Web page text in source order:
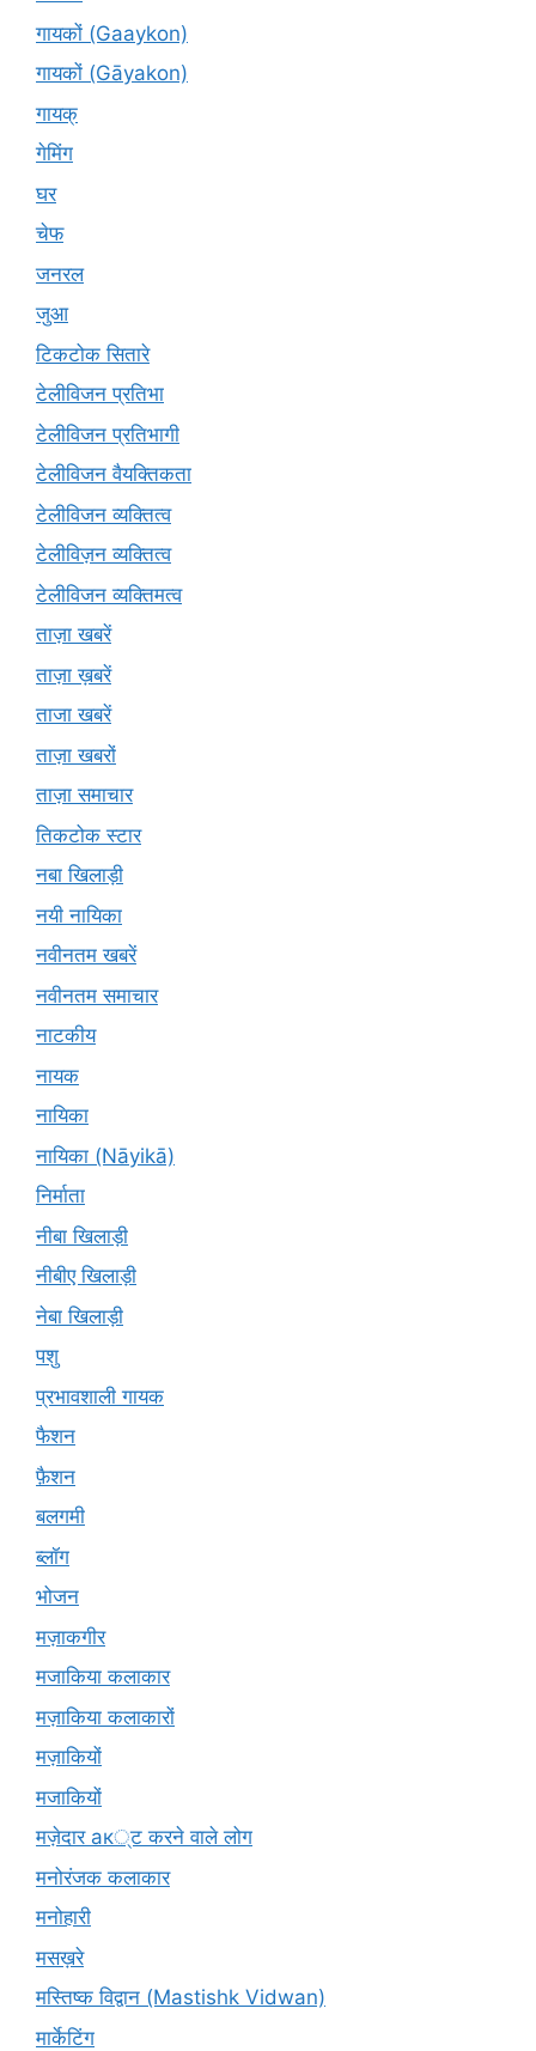
गायकों (Gaaykon)
गायकों (Gāyakon)
गायक्
गेमिंग
घर
चेफ
जनरल
जुआ
टिकटोक सितारे
टेलीविजन प्रतिभा
टेलीविजन प्रतिभागी
टेलीविजन वैयक्तिकता
टेलीविजन व्यक्तित्व
टेलीविज़न व्यक्तित्व
टेलीविजन व्यक्तिमत्व
ताज़ा खबरें
ताज़ा ख़बरें
ताजा खबरें
ताज़ा खबरों
ताज़ा समाचार
तिकटोक स्टार
नबा खिलाड़ी
नयी नायिका
नवीनतम खबरें
नवीनतम समाचार
नाटकीय
नायक
नायिका
नायिका (Nāyikā)
निर्माता
नीबा खिलाड़ी
नीबीए खिलाड़ी
नेबा खिलाड़ी
पशु
प्रभावशाली गायक
फैशन
फ़ैशन
बलगमी
ब्लॉग
भोजन
मज़ाकगीर
मजाकिया कलाकार
मज़ाकिया कलाकारों
मज़ाकियों
मजाकियों
मज़ेदार ак्ट करने वाले लोग
मनोरंजक कलाकार
मनोहारी
मसख़रे
मस्तिष्क विद्वान (Mastishk Vidwan)
मार्केटिंग